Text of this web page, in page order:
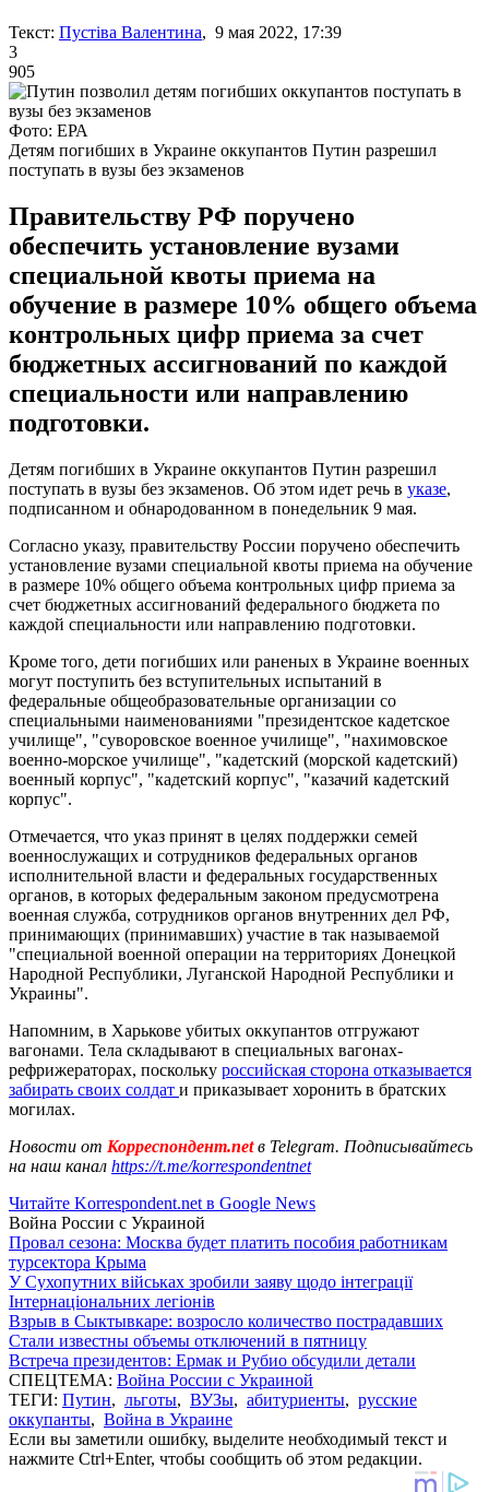
Текст: Пустіва Валентина, 9 мая 2022, 17:39
3
905
Фото: ЕРА
Детям погибших в Украине оккупантов Путин разрешил
поступать в вузы без экзаменов
Правительству РФ поручено
обеспечить установление вузами
специальной квоты приема на
обучение в размере 10% общего объема
контрольных цифр приема за счет
бюджетных ассигнований по каждой
специальности или направлению
подготовки.
Детям погибших в Украине оккупантов Путин разрешил
поступать в вузы без экзаменов. Об этом идет речь в указе,
подписанном и обнародованном в понедельник 9 мая.
Согласно указу, правительству России поручено обеспечить
установление вузами специальной квоты приема на обучение
в размере 10% общего объема контрольных цифр приема за
счет бюджетных ассигнований федерального бюджета по
каждой специальности или направлению подготовки.
Кроме того, дети погибших или раненых в Украине военных
могут поступить без вступительных испытаний в
федеральные общеобразовательные организации со
специальными наименованиями "президентское кадетское
училище", "суворовское военное училище", "нахимовское
военно-морское училище", "кадетский (морской кадетский)
военный корпус", "кадетский корпус", "казачий кадетский
корпус".
Отмечается, что указ принят в целях поддержки семей
военнослужащих и сотрудников федеральных органов
исполнительной власти и федеральных государственных
органов, в которых федеральным законом предусмотрена
военная служба, сотрудников органов внутренних дел РФ,
принимающих (принимавших) участие в так называемой
"специальной военной операции на территориях Донецкой
Народной Республики, Луганской Народной Республики и
Украины".
Напомним, в Харькове убитых оккупантов отгружают
вагонами. Тела складывают в специальных вагонах-
рефрижераторах, поскольку российская сторона отказывается
забирать своих солдат и приказывает хоронить в братских
могилах.
Новости от Корреспондент.netв Telegram. Подписывайтесь
на наш канал https://t.me/korrespondentnet
Читайте Korrespondent.net в Google News
Война России с Украиной
Провал сезона: Москва будет платить пособия работникам
турсектора Крыма
У Сухопутних військах зробили заяву щодо інтеграції
Інтернаціональних легіонів
Взрыв в Сыктывкаре: возросло количество пострадавших
Стали известны объемы отключений в пятницу
Встреча президентов: Ермак и Рубио обсудили детали
СПЕЦТЕМА: Война России с Украиной
ТЕГИ: Путин, льготы, ВУЗы, абитуриенты, русские
оккупанты, Война в Украине
Если вы заметили ошибку, выделите необходимый текст и
нажмите Ctrl+Enter, чтобы сообщить об этом редакции.